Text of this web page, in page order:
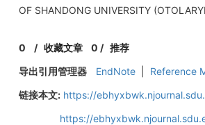
OF SHANDONG UNIVERSITY
0 /收藏文章 0 / 推荐
导出引用管理器
EndNote Reference
链接本文: https://
https://